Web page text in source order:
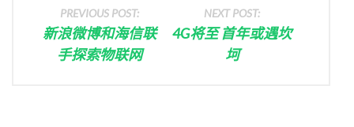
PREVIOUS POST:
新浪微博和海信联
手探索物联网
NEXT POST:
4G将至 首年或遇坎
坷